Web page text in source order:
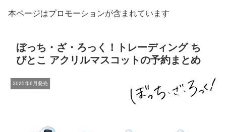
本ページはプロモーションが含まれています
ぼっち・ざ・ろっく！トレーディング ち
びとこ アクリルマスコットの予約まとめ
2025年6月発売